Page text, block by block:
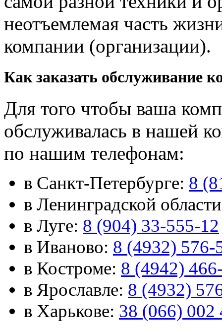
неотъемлемая часть
компании (организации).
Как заказать обслуживание
Для того чтобы ваша
обслуживалась в нашей
по нашим телефонам:
в Санкт-Петербурге: 8
в Ленинградской
в Луге: 8 (904) 33-555-12
в Иваново: 8 (4932) 576-
в Костроме: 8 (4942)
в Ярославле: 8 (4932)
в Харькове: 38 (066) 002